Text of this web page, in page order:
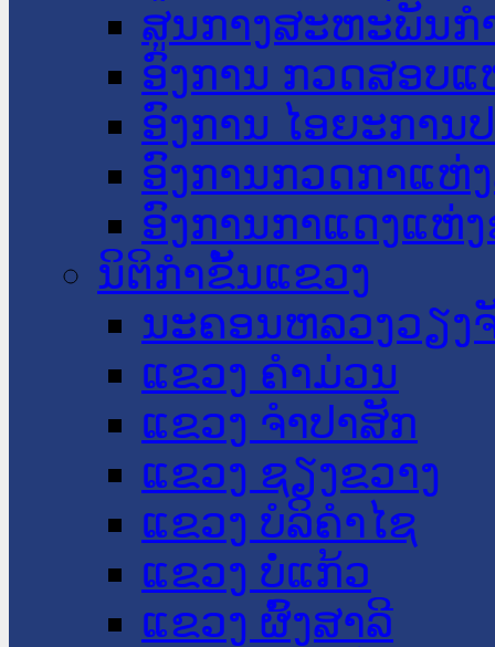
ສູນກາງສະຫະພັນກ
ອົງການ ກວດສອບແ
ອົງການ ໄອຍະການ
ອົງການກວດກາແຫ່
ອົງການກາແດງແຫ່
ນິຕິກໍາຂັ້ນແຂວງ
ນະ​ຄອນ​ຫລວງວຽງ
ແຂວງ ຄໍາມ່ວນ
ແຂວງ ຈໍາປາສັກ
ແຂວງ ຊຽງຂວາງ
ແຂວງ ບໍລິຄໍາໄຊ
ແຂວງ ບໍ່ແກ້ວ
ແຂວງ ຜົ້ງສາລີ